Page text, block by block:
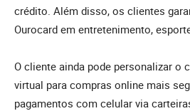
crédito. Além disso, os clientes
Ourocard em entretenimento,
O cliente ainda pode personalizar o
virtual para compras online mais
pagamentos com celular via